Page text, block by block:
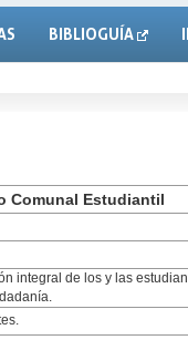
BIBLIOGUÍA
Comunal Estudiantil
integral de los y las